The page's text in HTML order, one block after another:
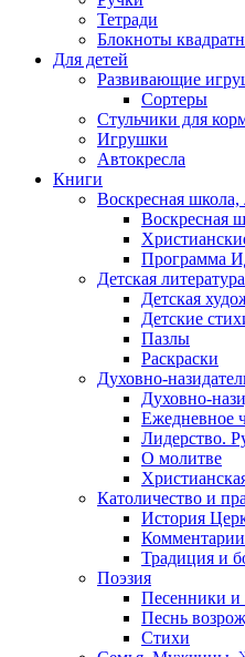
Тетради
Блокноты
Для детей
Развивающие
Сортеры
Стульчики для
Игрушки
Автокресла
Книги
Воскресная школа,
Воскресная
Программа
Детская литература
Детская
Детские
Пазлы
Раскраски
Духовно-
Духовно-
Ежедневное
Лидерство.
О молитве
Католичество и
История
Традиция и
Поэзия
Песенники и
Песнь
Стихи